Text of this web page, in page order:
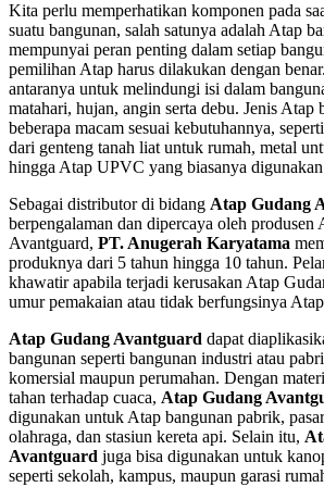
Kita perlu memperhatikan komponen pada
suatu bangunan, salah satunya adalah Atap
mempunyai peran penting dalam setiap
pemilihan Atap harus dilakukan dengan
antaranya untuk melindungi isi dalam
matahari, hujan, angin serta debu. Jenis Atap
beberapa macam sesuai kebutuhannya,
dari genteng tanah liat untuk rumah, metal
hingga Atap UPVC yang biasanya
Sebagai distributor di bidang Atap Gudang
berpengalaman dan dipercaya oleh produsen
Avantguard, PT. Anugerah Karyatama
produknya dari 5 tahun hingga 10 tahun.
khawatir apabila terjadi kerusakan Atap
umur pemakaian atau tidak berfungsinya
Atap Gudang Avantguard dapat
bangunan seperti bangunan industri atau
komersial maupun perumahan. Dengan
tahan terhadap cuaca, Atap Gudang
digunakan untuk Atap bangunan pabrik,
olahraga, dan stasiun kereta api. Selain itu,
Avantguard juga bisa digunakan untuk
seperti sekolah, kampus, maupun garasi